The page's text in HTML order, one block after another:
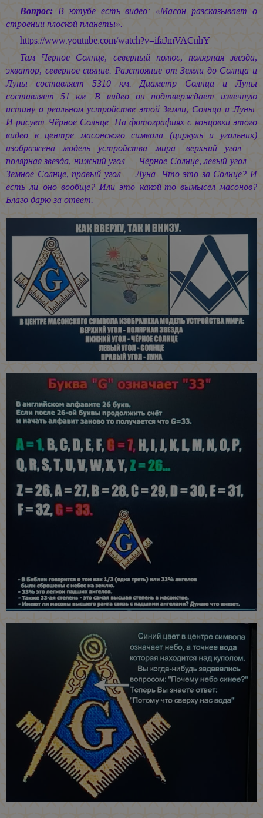
Вопрос: В ютубе есть видео: «Масон разсказывает о
строении плоской планеты».
https://www.youtube.com/watch?v=ifaJmVACnhY
Там Чёрное Солнце, северный полюс, полярная звезда,
экватор, северное сияние. Разстояние от Земли до Солнца и
Луны составляет 5310 км. Диаметр Солнца и Луны
составляет 51 км. В видео он подтверждает извечную
истину о реальном устройстве этой Земли, Солнца и Луны.
И рисует Чёрное Солнце. На фотографиях с концовки этого
видео в центре масонского символа (циркуль и угольник)
изображена модель устройства мира: верхний угол —
полярная звезда, нижний угол — Чёрное Солнце, левый угол —
Земное Солнце, правый угол — Луна. Что это за Солнце? И
есть ли оно вообще? Или это какой-то вымысел масонов?
Благо дарю за ответ.